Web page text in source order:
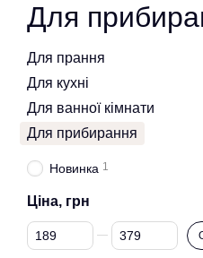
Для
Для прання
Для кухні
Для ванної кімнати
Для прибирання
Новинка 1
Ціна, грн
Від Ціна, грн
До Ціна, грн